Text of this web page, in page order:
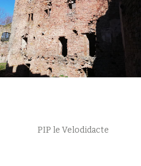
PIP le Velodidacte